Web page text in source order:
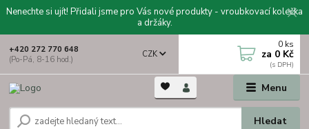
Nenechte si ujít! Přidali jsme pro Vás nové produkty - vroubkovací kolečka
a držáky.
Menu
CZK
Hledat
+420 272 770 648
(Po-Pá, 8-16 hod.)
0 ks
za 0 Kč